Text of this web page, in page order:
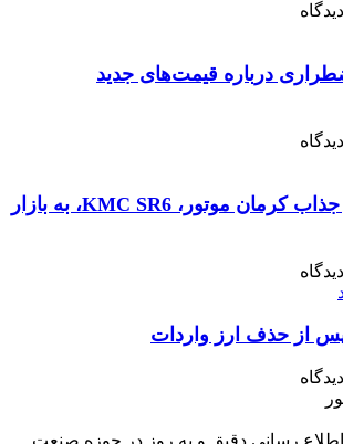
درباره قیمت‌های جدید
شاسی‌بلند جدید و جذاب کرمان موتور، KMC SR6، به بازار
پس از حذف ارز واردات
رسانی دقیق و به روز در حوزه صنعت